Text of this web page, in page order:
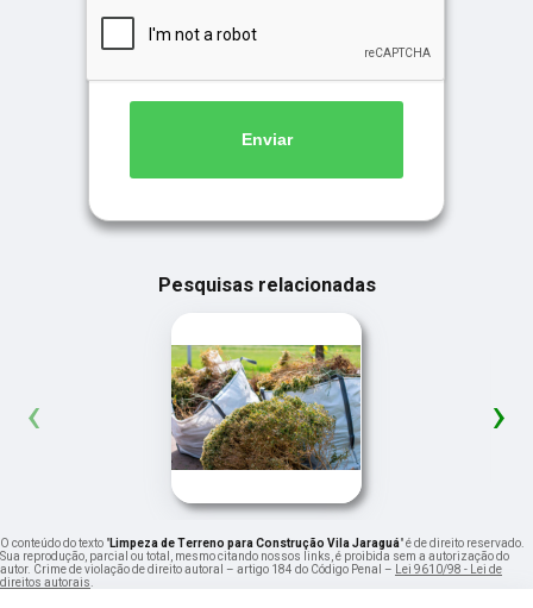
Enviar
Pesquisas relacionadas
‹ ›
O conteúdo do texto "Limpeza de Terreno para Construção Vila Jaraguá" é de direito reservado.
Sua reprodução, parcial ou total, mesmo citando nossos links, é proibida sem a autorização do
autor. Crime de violação de direito autoral – artigo 184 do Código Penal – Lei 9610/98 - Lei de
direitos autorais.